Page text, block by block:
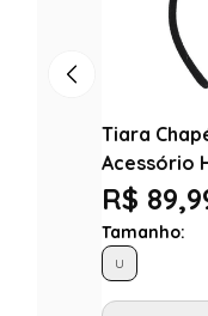
Tiara
Acessório
R$
Tamanho:
U